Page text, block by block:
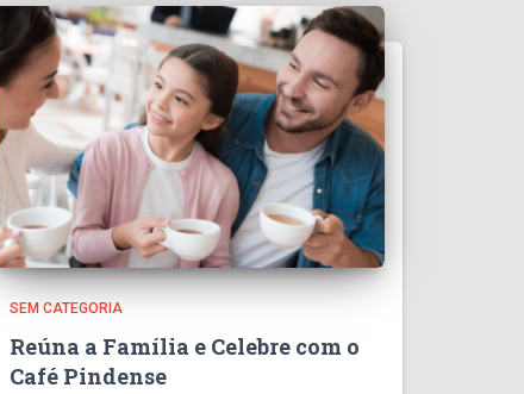
SEM CATEGORIA
Reúna a Família e Celebre com o
Café Pindense